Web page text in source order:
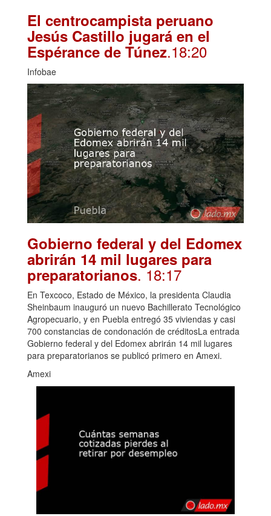
El centrocampista peruano
Jesús Castillo jugará en el
Espérance de Túnez.18:20
Infobae
Gobierno federal y del Edomex
abrirán 14 mil lugares para
preparatorianos. 18:17
En Texcoco, Estado de México, la presidenta Claudia
Sheinbaum inauguró un nuevo Bachillerato Tecnológico
Agropecuario, y en Puebla entregó 35 viviendas y casi
700 constancias de condonación de créditosLa entrada
Gobierno federal y del Edomex abrirán 14 mil lugares
para preparatorianos se publicó primero en Amexi.
Amexi